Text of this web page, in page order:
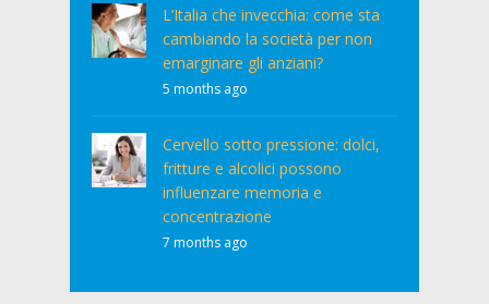
L’Italia che invecchia: come sta
cambiando la società per non
emarginare gli anziani?
5 months ago
Cervello sotto pressione: dolci,
fritture e alcolici possono
influenzare memoria e
concentrazione
7 months ago